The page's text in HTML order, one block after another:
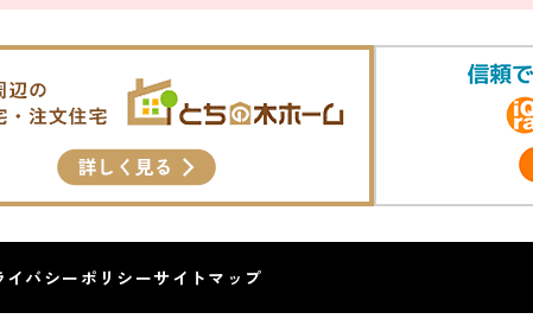
イバシーポリシーサイトマップ